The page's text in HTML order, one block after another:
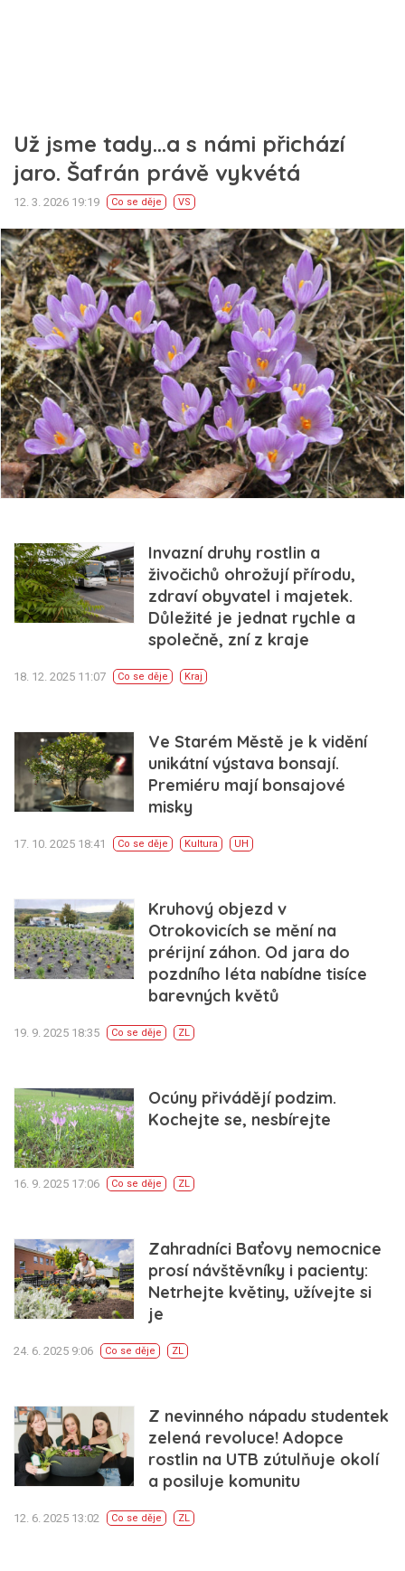
Už jsme tady…a s námi přichází
jaro. Šafrán právě vykvétá
12. 3. 2026 19:19 Co se děje VS
Invazní druhy rostlin a
živočichů ohrožují přírodu,
zdraví obyvatel i majetek.
Důležité je jednat rychle a
společně, zní z kraje
18. 12. 2025 11:07 Co se děje Kraj
Ve Starém Městě je k vidění
unikátní výstava bonsají.
Premiéru mají bonsajové
misky
17. 10. 2025 18:41 Co se děje Kultura UH
Kruhový objezd v
Otrokovicích se mění na
prérijní záhon. Od jara do
pozdního léta nabídne tisíce
barevných květů
19. 9. 2025 18:35 Co se děje ZL
Ocúny přivádějí podzim.
Kochejte se, nesbírejte
16. 9. 2025 17:06 Co se děje ZL
Zahradníci Baťovy nemocnice
prosí návštěvníky i pacienty:
Netrhejte květiny, užívejte si
je
24. 6. 2025 9:06 Co se děje ZL
Z nevinného nápadu studentek
zelená revoluce! Adopce
rostlin na UTB zútulňuje okolí
a posiluje komunitu
12. 6. 2025 13:02 Co se děje ZL